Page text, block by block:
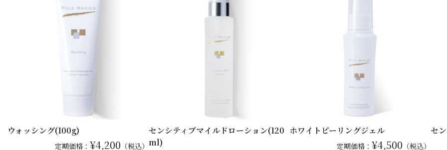
ウォッシング(100g)
定期価格： ¥4,200 （税込）
センシティブマイルドローション(120
ml)
ホワイトピーリングジェル
定期価格： ¥4,500 （税込）
セ